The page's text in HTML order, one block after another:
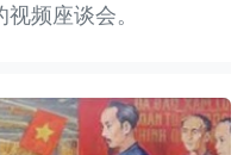
频座谈会。